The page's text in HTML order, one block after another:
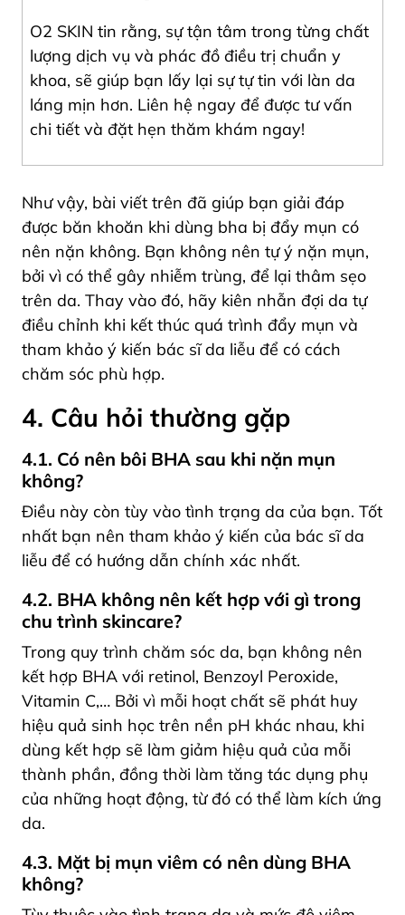
O2 SKIN tin rằng, sự tận tâm trong từng chất
lượng dịch vụ và phác đồ điều trị chuẩn y
khoa, sẽ giúp bạn lấy lại sự tự tin với làn da
láng mịn hơn. Liên hệ ngay để được tư vấn
chi tiết và đặt hẹn thăm khám ngay!
Như vậy, bài viết trên đã giúp bạn giải đáp
được băn khoăn khi dùng bha bị đẩy mụn có
nên nặn không. Bạn không nên tự ý nặn mụn,
bởi vì có thể gây nhiễm trùng, để lại thâm sẹo
trên da. Thay vào đó, hãy kiên nhẫn đợi da tự
điều chỉnh khi kết thúc quá trình đẩy mụn và
tham khảo ý kiến bác sĩ da liễu để có cách
chăm sóc phù hợp.
4. Câu hỏi thường gặp
4.1. Có nên bôi BHA sau khi nặn mụn
không?
Điều này còn tùy vào tình trạng da của bạn. Tốt
nhất bạn nên tham khảo ý kiến của bác sĩ da
liễu để có hướng dẫn chính xác nhất.
4.2. BHA không nên kết hợp với gì trong
chu trình skincare?
Trong quy trình chăm sóc da, bạn không nên
kết hợp BHA với retinol, Benzoyl Peroxide,
Vitamin C,… Bởi vì mỗi hoạt chất sẽ phát huy
hiệu quả sinh học trên nền pH khác nhau, khi
dùng kết hợp sẽ làm giảm hiệu quả của mỗi
thành phần, đồng thời làm tăng tác dụng phụ
của những hoạt động, từ đó có thể làm kích ứng
da.
4.3. Mặt bị mụn viêm có nên dùng BHA
không?